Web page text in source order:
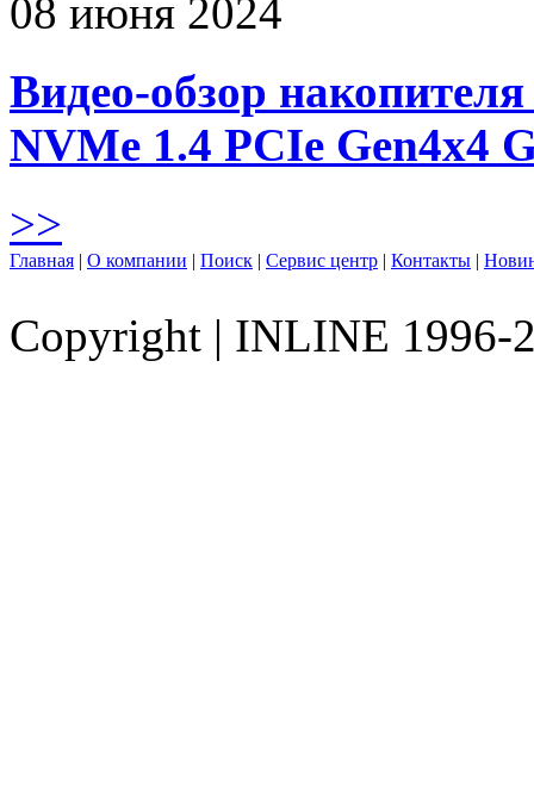
08 июня 2024
Видео-обзор
NVMe 1.4 PCIe Gen4х4
>>
Главная | О компании | Поиск | Сервис центр | Контакты |
Copyright | INLINE 1996-